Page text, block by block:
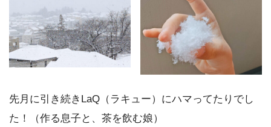
先月に引き続きLaQ（ラキュー）にハマってたりでし
た！（作る息子と、茶を飲む娘）